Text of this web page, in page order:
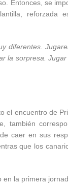
Entonces, se
reforzada
diferentes.
la sorpresa.
el encuentro de
también
caer en sus
que los
la primera